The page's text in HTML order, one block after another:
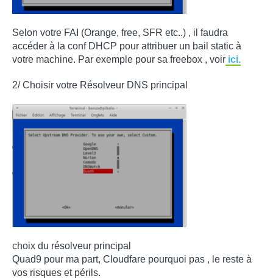
Selon votre FAI (Orange, free, SFR etc..) , il faudra
accéder à la conf DHCP pour attribuer un bail static à
votre machine. Par exemple pour sa freebox , voir ici.
2/ Choisir votre Résolveur DNS principal
choix du résolveur principal
Quad9 pour ma part, Cloudfare pourquoi pas , le reste à
vos risques et périls.